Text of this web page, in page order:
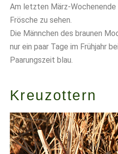
Am letzten März-Wochenende
Frösche zu sehen.
Die Männchen des braunen
nur ein paar Tage im Frühjahr
Paarungszeit blau.
Kreuzottern